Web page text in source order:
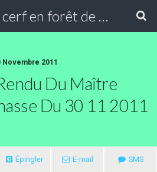
Vénerie du cerf en forêt de Compiègne
Novembre 2011
Du Maître
Du 30 11 2011
Épingler E-mail SMS